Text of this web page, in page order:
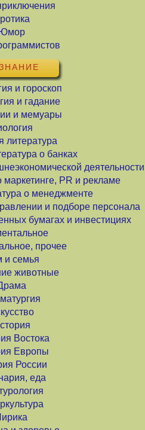
Юмор
и гороскоп
и гадание
и мемуары
литература
о банках
деятельности
PR и рекламе
о менеджменте
и подборе персонала
бумагах и инвестициях
прочее
и семья
животные
Востока
Европы
России
еда